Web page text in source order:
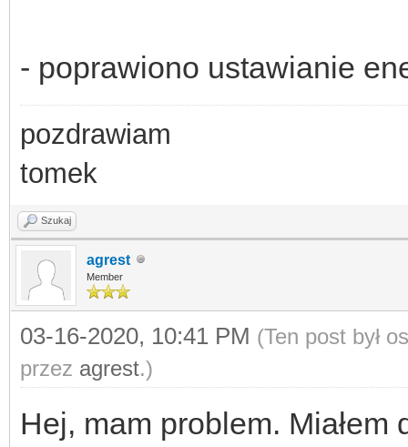
- poprawiono ustawianie
pozdrawiam
tomek
Szukaj
agrest
Member
03-16-2020, 10:41 PM (Ten post był
przez agrest.)
Hej, mam problem.